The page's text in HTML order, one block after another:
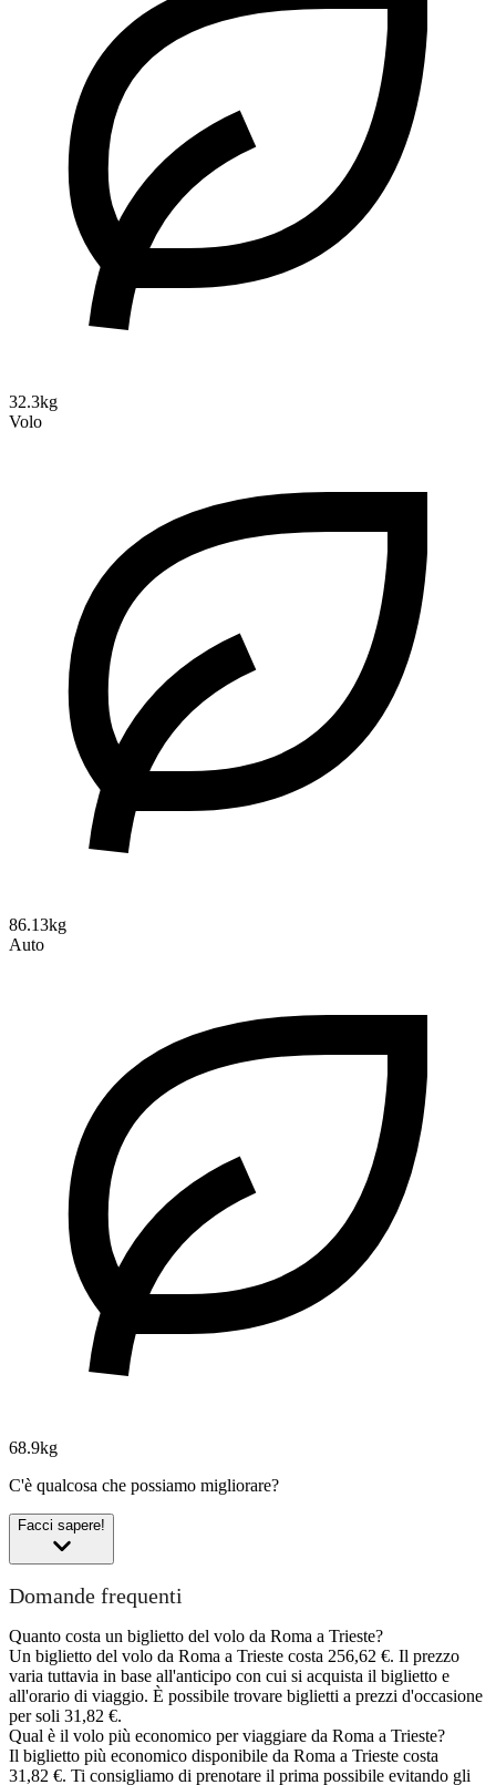
32.3kg
Volo
86.13kg
Auto
68.9kg
C'è qualcosa che possiamo migliorare?
Facci sapere!
Domande frequenti
Quanto costa un biglietto del volo da Roma a Trieste?
Un biglietto del volo da Roma a Trieste costa 256,62 €. Il prezzo
varia tuttavia in base all'anticipo con cui si acquista il biglietto e
all'orario di viaggio. È possibile trovare biglietti a prezzi d'occasione
per soli 31,82 €.
Qual è il volo più economico per viaggiare da Roma a Trieste?
Il biglietto più economico disponibile da Roma a Trieste costa
31,82 €. Ti consigliamo di prenotare il prima possibile evitando gli